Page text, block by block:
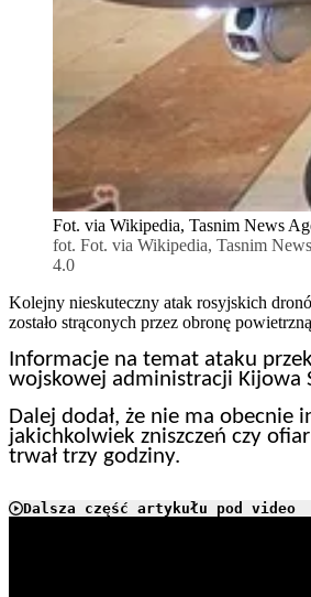
Fot. via Wikipedia, Tasnim News
fot. Fot. via Wikipedia, Tasnim
4.0
Kolejny nieskuteczny atak rosyjskich
zostało strąconych przez obronę
Informacje na temat ataku
wojskowej administracji Kijowa
Dalej dodał, że nie ma obecnie
jakichkolwiek zniszczeń czy
trwał trzy godziny.
Dalsza część artykułu pod video